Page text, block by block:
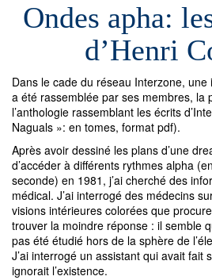
Ondes apha:
d’Henri
Dans le cade du réseau Interzone,
a été rassemblée par ses membres, la
l’anthologie rassemblant les écrits
Naguals »: en tomes, format pdf).
Après avoir dessiné les plans d’une
d’accéder à différents rythmes alpha
seconde) en 1981, j’ai cherché des
médical. J’ai interrogé des médecins
visions intérieures colorées que
trouver la moindre réponse : il semble
pas été étudié hors de la sphère de
J’ai interrogé un assistant qui avait fait
ignorait l’existence.